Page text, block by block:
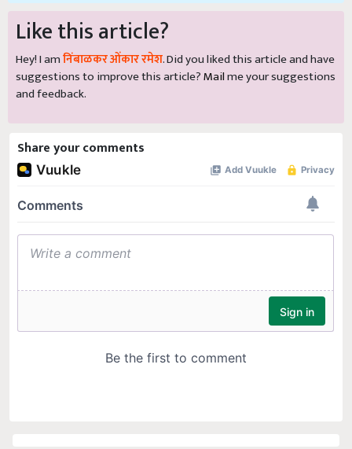
Like this article?
Hey! I amनिंबाळकर ओंकार रमेश. Did you liked this article and have
suggestions to improve this article?Mailme your suggestions
and feedback.
Share your comments